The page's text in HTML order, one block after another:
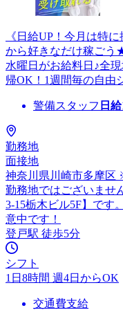
《日給UP！今月は特
から好きなだけ稼ごう
水曜日がお給料日♪全
帰OK！1週間毎の自由
警備スタッフ 日給
勤務地
面接地
神奈川県川崎市多摩区
勤務地ではございませ
3-15栃木ビル5F】です
意中です！
登戸駅 徒歩5分
シフト
1日8時間 週4日からOK
交通費支給